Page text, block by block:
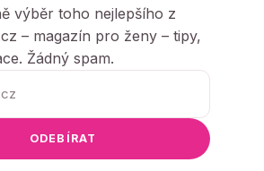
výběr toho nejlepšího z
– magazín pro ženy – tipy,
Žádný spam.
ODEBÍRAT